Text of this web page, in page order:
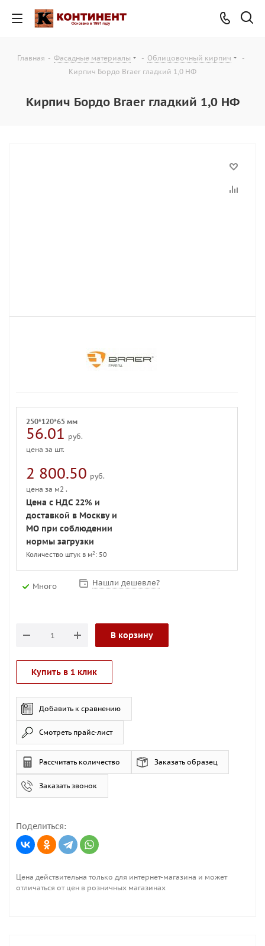
Главная - Фасадные материалы - Облицовочный кирпич
-
Кирпич Бордо Braer гладкий 1,0 НФ
Кирпич Бордо Braer гладкий 1,0 НФ
250*120*65 мм
56.01 руб.
цена за шт.
2 800.50 руб.
цена за м2 .
Цена с НДС 22% и
доставкой в Москву и
МО при соблюдении
нормы загрузки
Количество штук в м2 : 50
Много Нашли дешевле?
В корзину
Купить в 1 клик
Смотреть прайс-лист
Добавить к сравнению
Рассчитать количество Заказать образец
Заказать звонок
Поделиться:
Цена действительна только для интернет-магазина и может
отличаться от цен в розничных магазинах